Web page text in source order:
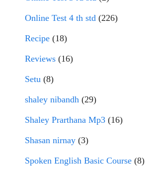
Online Test 4 th std (226)
Recipe (18)
Reviews (16)
Setu (8)
shaley nibandh (29)
Shaley Prarthana Mp3 (16)
Shasan nirnay (3)
Spoken English Basic Course (8)